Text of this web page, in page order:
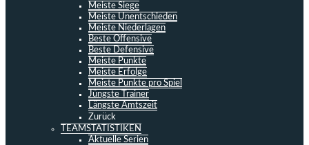
Meiste Siege
Meiste Unentschieden
Meiste Niederlagen
Beste Offensive
Beste Defensive
Meiste Punkte
Meiste Erfolge
Meiste Punkte pro Spiel
Jüngste Trainer
Längste Amtszeit
Zurück
TEAMSTATISTIKEN
Aktuelle Serien